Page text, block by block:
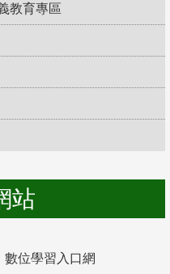
教育專區
站
數位學習入口網